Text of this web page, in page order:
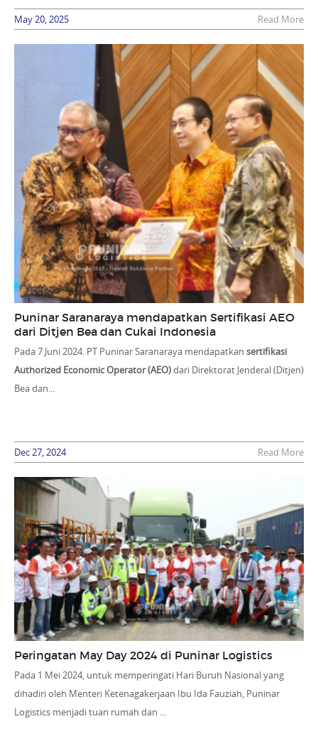
May 20, 2025 Read More
Puninar Saranaraya mendapatkan Sertifikasi AEO
dari Ditjen Bea dan Cukai Indonesia
Pada 7 Juni 2024. PT Puninar Saranaraya mendapatkan sertifikasi
Authorized Economic Operator (AEO)dari Direktorat Jenderal (Ditjen)
Bea dan...
Dec 27, 2024 Read More
Peringatan May Day 2024 di Puninar Logistics
Pada 1 Mei 2024, untuk memperingati Hari Buruh Nasional yang
dihadiri oleh Menteri Ketenagakerjaan Ibu Ida Fauziah, Puninar
Logistics menjadi tuan rumah dan ...